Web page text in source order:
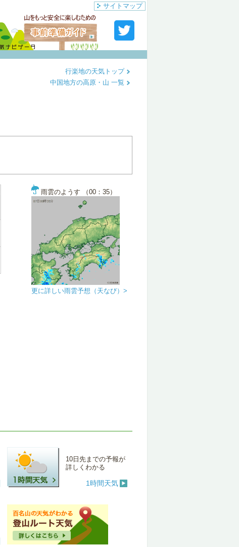
サイトマップ
行楽地の天気トップ
中国地方の高原・山 一覧
雨雲のようす （00：35）
更に詳しい雨雲予想（天なび）>
10日先までの予報が
詳しくわかる
1時間天気